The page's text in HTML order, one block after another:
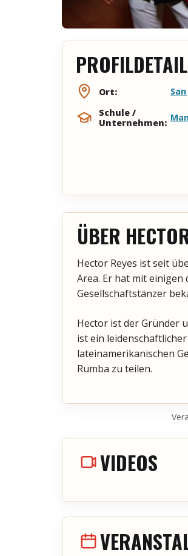
Ort:
Schule /
Unternehmen:
ÜBER
Hector Reyes ist seit
Area. Er hat mit
Gesellschaftstänzer
Hector ist der Gründer
ist ein
lateinamerikanischen
Rumba zu teilen.
VIDEOS